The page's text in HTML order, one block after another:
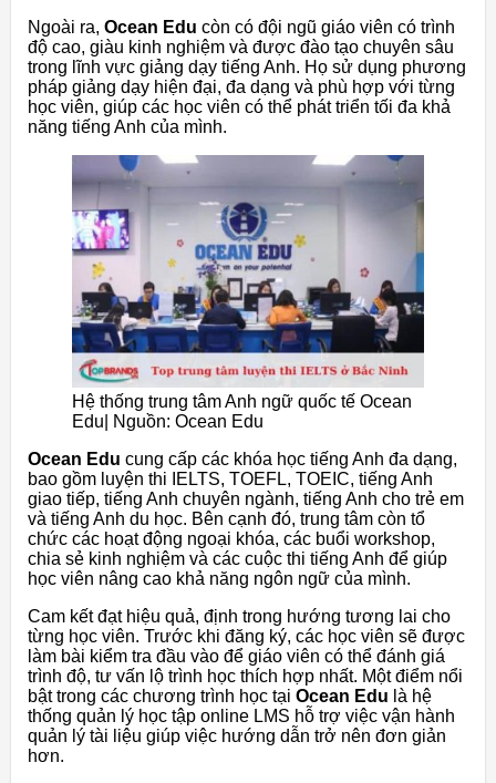
Ngoài ra, Ocean Edu còn có đội ngũ giáo viên có trình
độ cao, giàu kinh nghiệm và được đào tạo chuyên sâu
trong lĩnh vực giảng dạy tiếng Anh. Họ sử dụng phương
pháp giảng dạy hiện đại, đa dạng và phù hợp với từng
học viên, giúp các học viên có thể phát triển tối đa khả
năng tiếng Anh của mình.
Hệ thống trung tâm Anh ngữ quốc tế Ocean
Edu| Nguồn: Ocean Edu
Ocean Edu cung cấp các khóa học tiếng Anh đa dạng,
bao gồm luyện thi IELTS, TOEFL, TOEIC, tiếng Anh
giao tiếp, tiếng Anh chuyên ngành, tiếng Anh cho trẻ em
và tiếng Anh du học. Bên cạnh đó, trung tâm còn tổ
chức các hoạt động ngoại khóa, các buổi workshop,
chia sẻ kinh nghiệm và các cuộc thi tiếng Anh để giúp
học viên nâng cao khả năng ngôn ngữ của mình.
Cam kết đạt hiệu quả, định trong hướng tương lai cho
từng học viên. Trước khi đăng ký, các học viên sẽ được
làm bài kiểm tra đầu vào để giáo viên có thể đánh giá
trình độ, tư vấn lộ trình học thích hợp nhất. Một điểm nổi
bật trong các chương trình học tại Ocean Edu là hệ
thống quản lý học tập online LMS hỗ trợ việc vận hành
quản lý tài liệu giúp việc hướng dẫn trở nên đơn giản
hơn.